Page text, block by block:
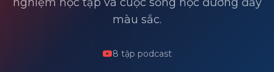
màu sắc.
8 tập podcast